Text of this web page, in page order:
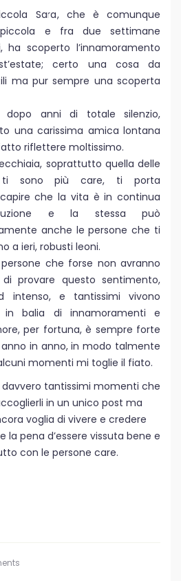
Sara, che è comunque
e fra due settimane
ha scoperto l’innamoramento
certo una cosa da
ma pur sempre una scoperta
dopo anni di totale silenzio,
una carissima amica lontana
riflettere moltissimo.
soprattutto quella delle
ti sono più care, ti porta
che la vita è in continua
e la stessa può
anche le persone che ti
a ieri, robusti leoni.
che forse non avranno
provare questo sentimento,
intenso, e tantissimi vivono
in balia di innamoramenti e
per fortuna, è sempre forte
in anno, in modo talmente
momenti mi toglie il fiato.
tantissimi momenti che
in un unico post ma
voglia di vivere e credere
la pena d’essere vissuta bene e
con le persone care.